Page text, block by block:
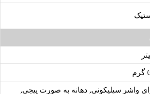
واشر سیلیکونی, دهانه به صورت پیچی,